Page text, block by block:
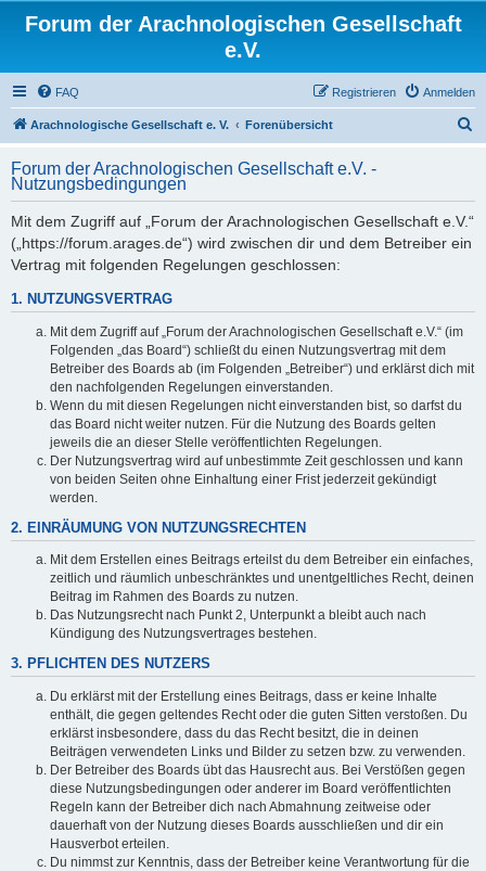
Forum der Arachnologischen Gesellschaft
e.V.
FAQ Anmelden
Registrieren
Arachnologische Gesellschaft e. V. Forenübersicht
h
Forum der Arachnologischen Gesellschaft e.V. -
Nutzungsbedingungen
Mit dem Zugriff auf „Forum der Arachnologischen Gesellschaft e.V.“
(„https://forum.arages.de“) wird zwischen dir und dem Betreiber ein
Vertrag mit folgenden Regelungen geschlossen:
1. NUTZUNGSVERTRAG
Mit dem Zugriff auf „Forum der Arachnologischen Gesellschaft e.V.“ (im
Folgenden „das Board“) schließt du einen Nutzungsvertrag mit dem
Betreiber des Boards ab (im Folgenden „Betreiber“) und erklärst dich mit
den nachfolgenden Regelungen einverstanden.
Wenn du mit diesen Regelungen nicht einverstanden bist, so darfst du
das Board nicht weiter nutzen. Für die Nutzung des Boards gelten
jeweils die an dieser Stelle veröffentlichten Regelungen.
Der Nutzungsvertrag wird auf unbestimmte Zeit geschlossen und kann
von beiden Seiten ohne Einhaltung einer Frist jederzeit gekündigt
werden.
2. EINRÄUMUNG VON NUTZUNGSRECHTEN
Mit dem Erstellen eines Beitrags erteilst du dem Betreiber ein einfaches,
zeitlich und räumlich unbeschränktes und unentgeltliches Recht, deinen
Beitrag im Rahmen des Boards zu nutzen.
Das Nutzungsrecht nach Punkt 2, Unterpunkt a bleibt auch nach
Kündigung des Nutzungsvertrages bestehen.
3. PFLICHTEN DES NUTZERS
Du erklärst mit der Erstellung eines Beitrags, dass er keine Inhalte
enthält, die gegen geltendes Recht oder die guten Sitten verstoßen. Du
erklärst insbesondere, dass du das Recht besitzt, die in deinen
Beiträgen verwendeten Links und Bilder zu setzen bzw. zu verwenden.
Der Betreiber des Boards übt das Hausrecht aus. Bei Verstößen gegen
diese Nutzungsbedingungen oder anderer im Board veröffentlichten
Regeln kann der Betreiber dich nach Abmahnung zeitweise oder
dauerhaft von der Nutzung dieses Boards ausschließen und dir ein
Hausverbot erteilen.
Du nimmst zur Kenntnis, dass der Betreiber keine Verantwortung für die